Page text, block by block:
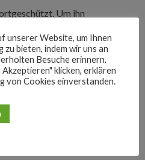
Um ihn
unserer Website, um Ihnen
bieten, indem wir uns an
Besuche erinnern.
klicken, erklären
von Cookies einverstanden.